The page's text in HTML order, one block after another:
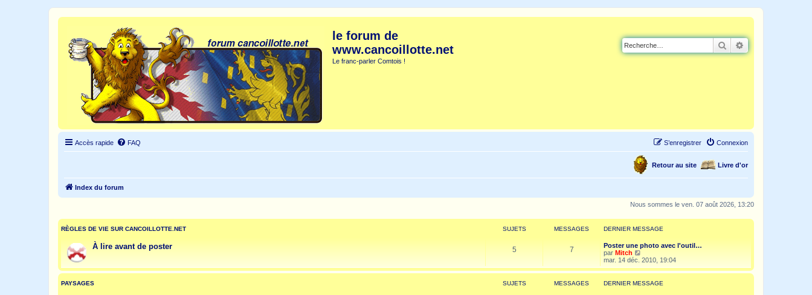
le forum de
www.cancoillotte.net
Le franc-parler Comtois !
Rechercher
Accès rapide FAQ Connexion
S’enregistrer
Livre d'or
Retour au site
Index du forum
Nous sommes le ven. 07 août 2026, 13:20
RÈGLES DE VIE SUR CANCOILLOTTE.NET SUJETS MESSAGES DERNIER MESSAGE
À lire avant de poster 5 7
Poster une photo avec l'outil…
par Mitch
o
i
r
l
mar. 14 déc. 2010, 19:04
PAYSAGES SUJETS MESSAGES DERNIER MESSAGE